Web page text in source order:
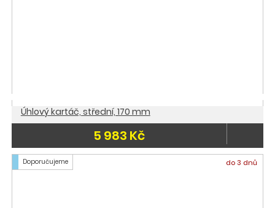
Úhlový kartáč, střední, 170 mm
5 983 Kč
Doporučujeme do 3 dnů